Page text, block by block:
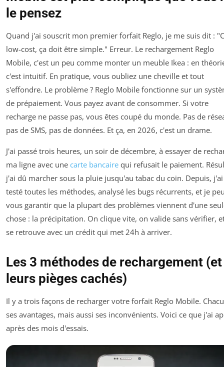
le pensez
Quand j'ai souscrit mon premier forfait Reglo, je me suis dit :
low-cost, ça doit être simple." Erreur. Le rechargement Reglo
Mobile, c'est un peu comme monter un meuble Ikea : en
c'est intuitif. En pratique, vous oubliez une cheville et tout
s'effondre. Le problème ? Reglo Mobile fonctionne sur un
de prépaiement. Vous payez avant de consommer. Si votre
recharge ne passe pas, vous êtes coupé du monde. Pas de
pas de SMS, pas de données. Et ça, en 2026, c'est un drame.
J'ai passé trois heures, un soir de décembre, à essayer de
ma ligne avec une carte bancaire qui refusait le paiement.
j'ai dû marcher sous la pluie jusqu'au tabac du coin. Depuis, j'ai
testé toutes les méthodes, analysé les bugs récurrents, et je
vous garantir que la plupart des problèmes viennent d'une
chose : la précipitation. On clique vite, on valide sans vérifier,
se retrouve avec un crédit qui met 24h à arriver.
Les 3 méthodes de rechargement (et
leurs pièges cachés)
Il y a trois façons de recharger votre forfait Reglo Mobile.
ses avantages, mais aussi ses inconvénients. Voici ce que j'ai
après des mois d'essais.